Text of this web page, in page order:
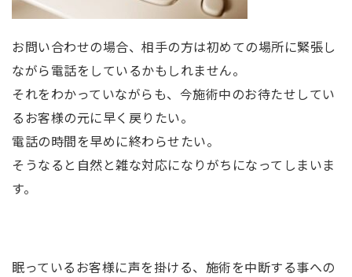
お問い合わせの場合、相手の方は初めての場所に緊張し
ながら電話をしているかもしれません。
それをわかっていながらも、今施術中のお待たせしてい
るお客様の元に早く戻りたい。
電話の時間を早めに終わらせたい。
そうなると自然と雑な対応になりがちになってしまいま
す。
眠っているお客様に声を掛ける、施術を中断する事への